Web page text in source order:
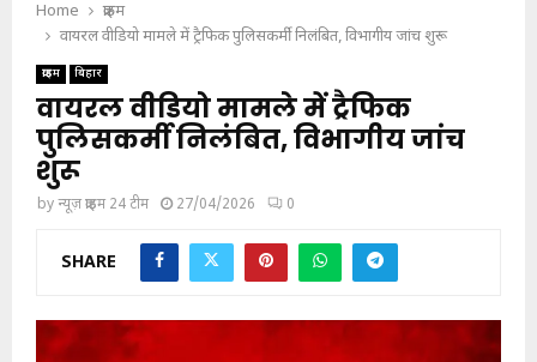
Home
क्राइम
वायरल वीडियो मामले में ट्रैफिक पुलिसकर्मी निलंबित, विभागीय जांच शुरू
क्राइम बिहार
वायरल वीडियो मामले में ट्रैफिक
पुलिसकर्मी निलंबित, विभागीय जांच
शुरू
byन्यूज़ क्राइम 24 टीम 27/04/2026 0
SHARE